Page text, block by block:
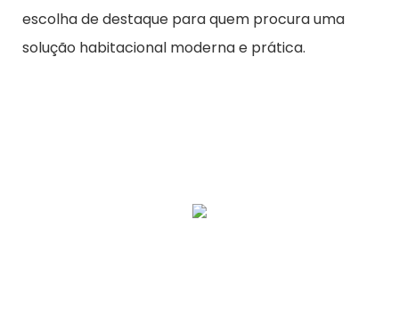
escolha de destaque para quem procura uma
solução habitacional moderna e prática.